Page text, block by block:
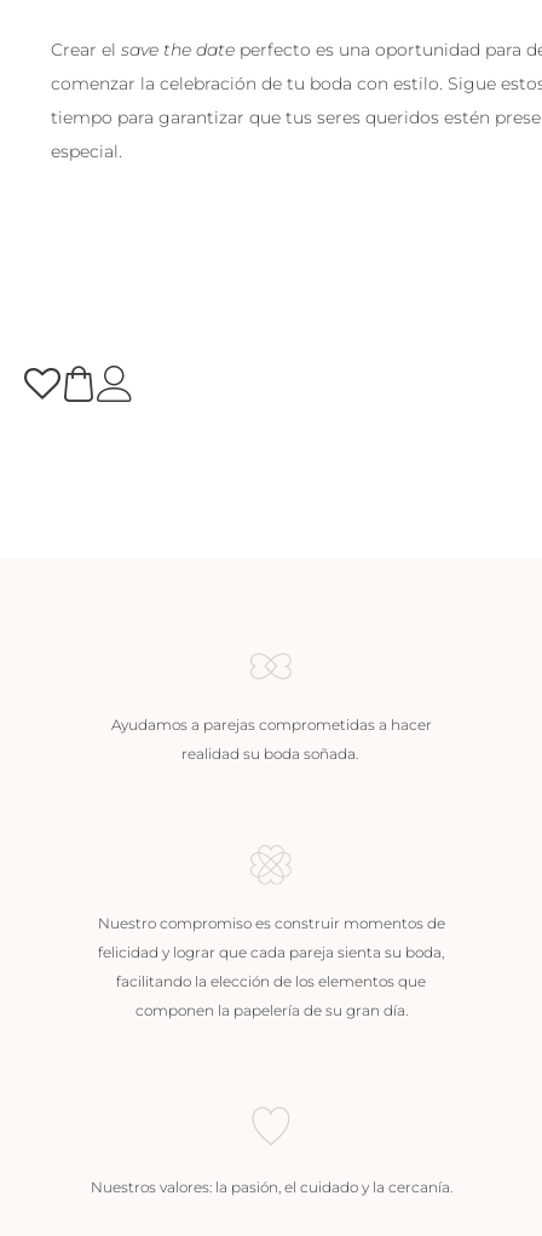
Crear el save the dateperfecto es una oportunidad para
comenzar la celebración de tu boda con estilo. Sigue
tiempo para garantizar que tus seres queridos estén
especial.
Ayudamos a parejas comprometidas a hacer
realidad su boda soñada.
Nuestro compromiso es construir momentos de
felicidad y lograr que cada pareja sienta su boda,
facilitando la elección de los elementos que
componen la papelería de su gran día.
Nuestros valores: la pasión, el cuidado y la cercanía.